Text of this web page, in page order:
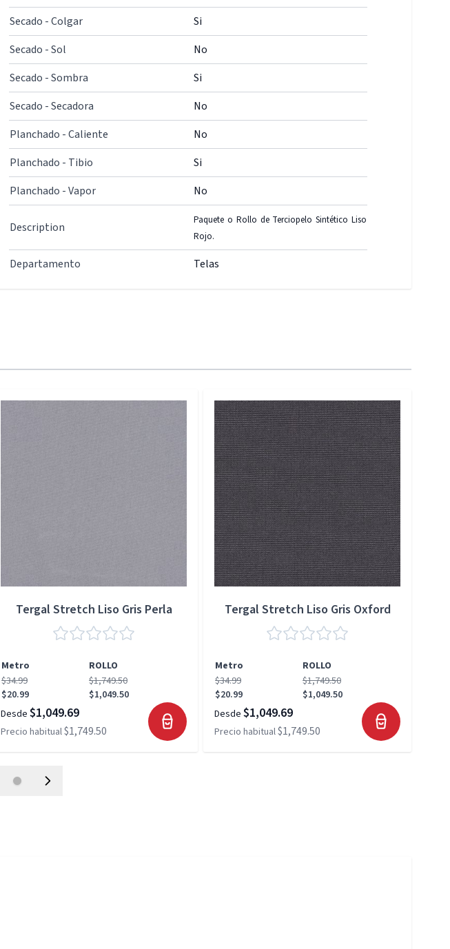
Secado - Colgar
Si
Secado - Sol
No
Secado - Sombra
Si
Secado - Secadora
No
Planchado - Caliente
No
Planchado - Tibio
Si
Planchado - Vapor
No
Description
Paquete o Rollo de Terciopelo Sintético Liso
Rojo.
Departamento Telas
Tergal Stretch Liso Gris Perla
Metro
ROLLO
$34.99
$20.99
$1,749.50
$1,049.50
Desde $1,049.69
Precio habitual$1,749.50
Tergal Stretch Liso Gris Oxford
Metro
ROLLO
$34.99
$20.99
$1,749.50
$1,049.50
Desde $1,049.69
Precio habitual$1,749.50